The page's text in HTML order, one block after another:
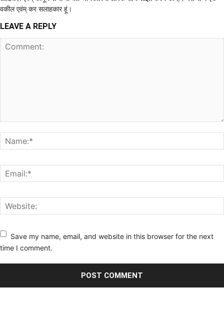
वकील एवंम् कर सलाहकार हूं।
LEAVE A REPLY
Save my name, email, and website in this browser for the next
time I comment.